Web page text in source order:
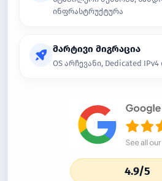
ინფრასტრუქტურა
მარტივი მიგრაცია
OS არჩევანი, Dedicated
4.9/5